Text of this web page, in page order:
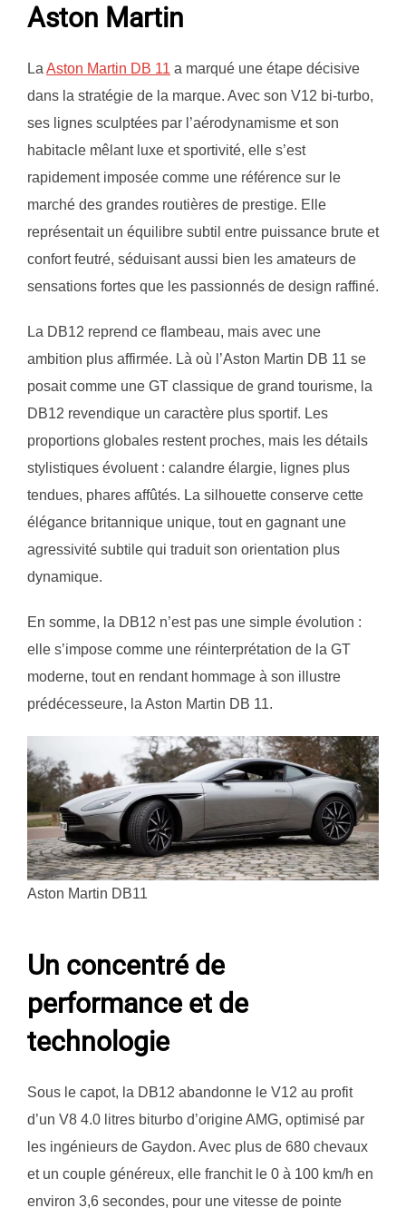
Aston Martin
La Aston Martin DB 11 a marqué une étape décisive
dans la stratégie de la marque. Avec son V12 bi-turbo,
ses lignes sculptées par l’aérodynamisme et son
habitacle mêlant luxe et sportivité, elle s’est
rapidement imposée comme une référence sur le
marché des grandes routières de prestige. Elle
représentait un équilibre subtil entre puissance brute et
confort feutré, séduisant aussi bien les amateurs de
sensations fortes que les passionnés de design raffiné.
La DB12 reprend ce flambeau, mais avec une
ambition plus affirmée. Là où l’Aston Martin DB 11 se
posait comme une GT classique de grand tourisme, la
DB12 revendique un caractère plus sportif. Les
proportions globales restent proches, mais les détails
stylistiques évoluent : calandre élargie, lignes plus
tendues, phares affûtés. La silhouette conserve cette
élégance britannique unique, tout en gagnant une
agressivité subtile qui traduit son orientation plus
dynamique.
En somme, la DB12 n’est pas une simple évolution :
elle s’impose comme une réinterprétation de la GT
moderne, tout en rendant hommage à son illustre
prédécesseure, la Aston Martin DB 11.
Aston Martin DB11
Un concentré de
performance et de
technologie
Sous le capot, la DB12 abandonne le V12 au profit
d’un V8 4.0 litres biturbo d’origine AMG, optimisé par
les ingénieurs de Gaydon. Avec plus de 680 chevaux
et un couple généreux, elle franchit le 0 à 100 km/h en
environ 3,6 secondes, pour une vitesse de pointe